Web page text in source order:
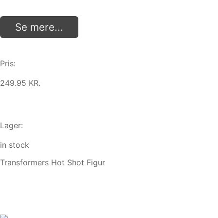
Se mere...
Pris:
249.95 KR.
Lager:
in stock
Transformers Hot Shot Figur